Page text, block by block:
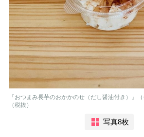
『おつまみ長芋のおかかのせ（だし醤油付き）』
（税抜）
写真8枚